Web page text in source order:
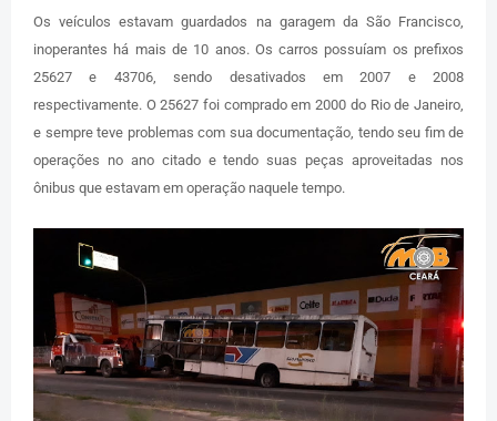
Os veículos estavam guardados na garagem da São Francisco,
inoperantes há mais de 10 anos. Os carros possuíam os prefixos
25627 e 43706, sendo desativados em 2007 e 2008
respectivamente. O 25627 foi comprado em 2000 do Rio de Janeiro,
e sempre teve problemas com sua documentação, tendo seu fim de
operações no ano citado e tendo suas peças aproveitadas nos
ônibus que estavam em operação naquele tempo.